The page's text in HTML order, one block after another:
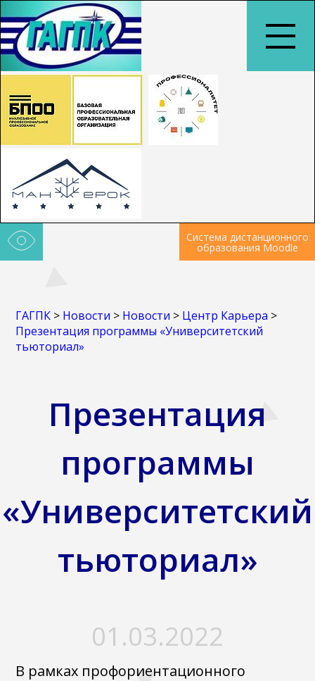
Система дистанционного
образования Moodle
ГАГПК > Новости > Новости > Центр Карьера >
Презентация программы «Университетский
тьюториал»
Презентация
программы
«Университетский
тьюториал»
01.03.2022
В рамках профориентационного